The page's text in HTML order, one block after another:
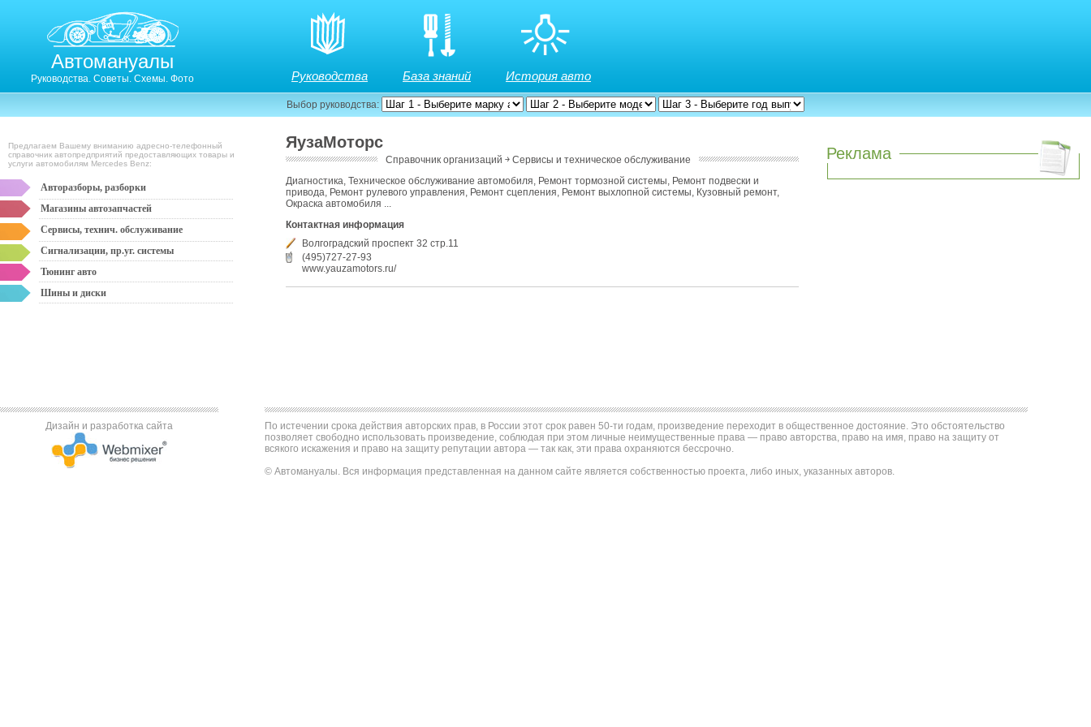
Автомануалы
Руководства. Советы. Схемы. Фото Руководства База знаний История авто
Выбор руководства:
Предлагаем Вашему вниманию адресно-телефонный
справочник автопредприятий предоставляющих товары и
услуги автомобилям Mercedes Benz:
Авторазборы, разборки
Магазины автозапчастей
Сервисы, технич. обслуживание
Сигнализации, пр.уг. системы
Тюнинг авто
Шины и диски
ЯузаМоторс
Справочник организаций￫ Сервисы и техническое обслуживание
Диагностика, Техническое обслуживание автомобиля, Ремонт тормозной системы, Ремонт подвески и
привода, Ремонт рулевого управления, Ремонт сцепления, Ремонт выхлопной системы, Кузовный ремонт,
Окраска автомобиля ...
Контактная информация
Волгоградский проспект 32 стр.11
(495)727-27-93
www.yauzamotors.ru/
Реклама
Дизайн и разработка сайта
По истечении срока действия авторских прав, в России этот срок равен 50-ти годам, произведение переходит в общественное достояние. Это обстоятельство
позволяет свободно использовать произведение, соблюдая при этом личные неимущественные права — право авторства, право на имя, право на защиту от
всякого искажения и право на защиту репутации автора — так как, эти права охраняются бессрочно.
© Автомануалы. Вся информация представленная на данном сайте является собственностью проекта, либо иных, указанных авторов.